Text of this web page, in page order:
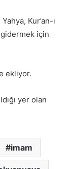
Kur’an-ı
gidermek için
ekliyor.
yer olan
imam